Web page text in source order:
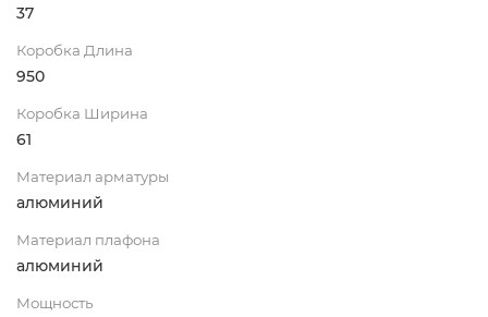
37
Коробка Длина
950
Коробка Ширина
61
Материал арматуры
алюминий
Материал плафона
алюминий
Мощность